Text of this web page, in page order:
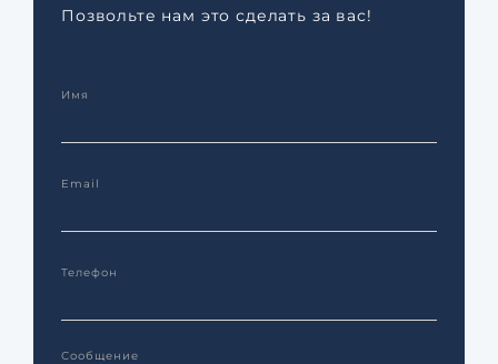
Позвольте нам это сделать за вас!